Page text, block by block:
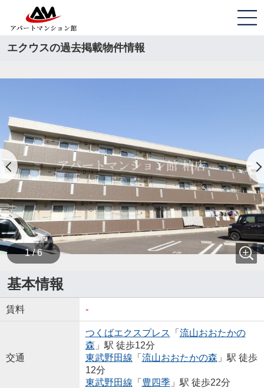
エクウスの過去掲載物件情報
1 / 6
基本情報
賃料 -
交通
つくばエクスプレス 「 流山おおたかの
森 」駅 徒歩12分
東武野田線 「 流山おおたかの森 」駅 徒歩
12分
東武野田線 「 豊四季」駅 徒歩22分